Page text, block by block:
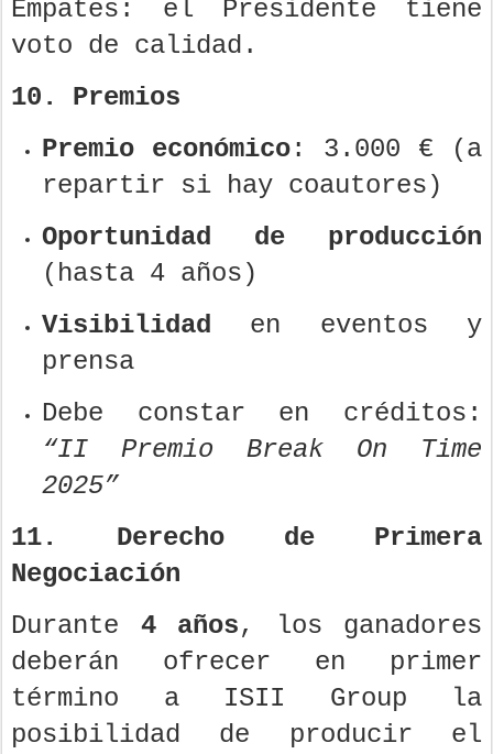
Empates: el Presidente tiene
voto de calidad.
10. Premios
Premio económico: 3.000 € (a
repartir si hay coautores)
Oportunidad de producción
(hasta 4 años)
Visibilidad en eventos y
prensa
Debe constar en créditos:
“II Premio Break On Time
2025”
11. Derecho de Primera
Negociación
Durante 4 años, los ganadores
deberán ofrecer en primer
término a ISII Group la
posibilidad de producir el